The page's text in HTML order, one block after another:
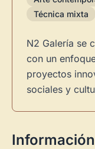
Técnica mixta
N2 Galería se
con un
proyectos
sociales y